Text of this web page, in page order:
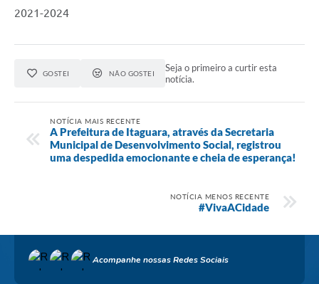
2021-2024
GOSTEI NÃO GOSTEI
Seja o primeiro a curtir esta
notícia.
NOTÍCIA MAIS RECENTE
A Prefeitura de Itaguara, através da Secretaria
Municipal de Desenvolvimento Social, registrou
uma despedida emocionante e cheia de esperança!
NOTÍCIA MENOS RECENTE
#VivaACidade
Acompanhe nossas Redes Sociais